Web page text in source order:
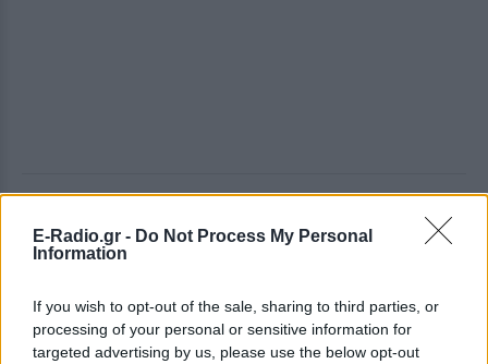
E-Radio.gr - Do Not Process My Personal
Information
If you wish to opt-out of the sale, sharing to third parties, or
processing of your personal or sensitive information for
targeted advertising by us, please use the below opt-out
Πάρος: Κλειστό το beach bar
όπου πνίγηκε ο 4χρονος –